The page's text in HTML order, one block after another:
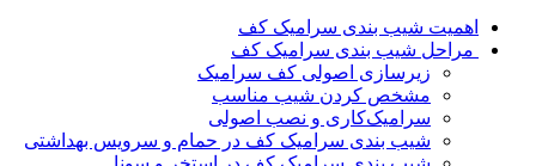
اهمیت شیب بندی سرامیک کف
مراحل شیب بندی سرامیک کف
زیرسازی اصولی کف سرامیک
مشخص‌ کردن شیب مناسب
سرامیک‌کاری و نصب اصولی
شیب بندی سرامیک کف در حمام و سرویس بهداشتی